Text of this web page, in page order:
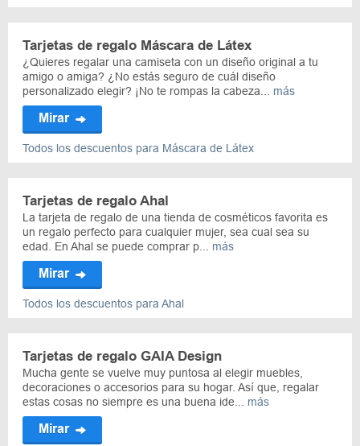
Tarjetas de regalo Máscara de Látex
¿Quieres regalar una camiseta con un diseño original a tu
amigo o amiga? ¿No estás seguro de cuál diseño
personalizado elegir? ¡No te rompas la cabeza... más
Mirar
Todos los descuentos para Máscara de Látex
Tarjetas de regalo Ahal
La tarjeta de regalo de una tienda de cosméticos favorita es
un regalo perfecto para cualquier mujer, sea cual sea su
edad. En Ahal se puede comprar p... más
Mirar
Todos los descuentos para Ahal
Tarjetas de regalo GAIA Design
Mucha gente se vuelve muy puntosa al elegir muebles,
decoraciones o accesorios para su hogar. Así que, regalar
estas cosas no siempre es una buena ide... más
Mirar